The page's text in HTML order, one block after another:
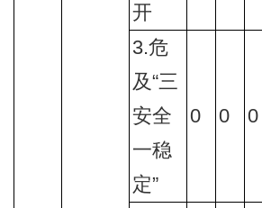
开
3.危
及“三
安全
一稳
定”
0 0 0